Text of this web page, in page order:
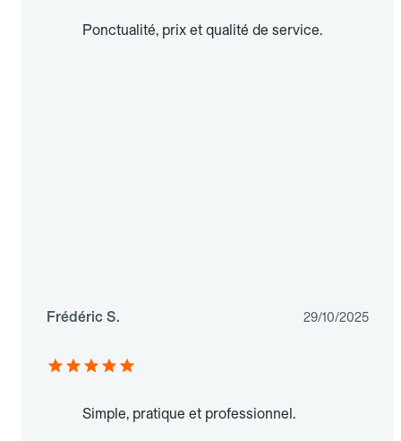
Ponctualité, prix et qualité de service.
Frédéric S. 29/10/2025
Simple, pratique et professionnel.